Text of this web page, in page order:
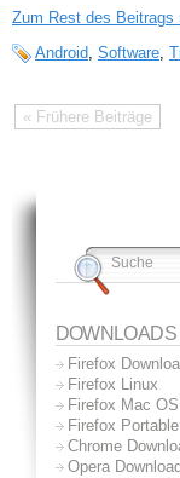
Zum Rest des Beitrags
Android, Software,
« Frühere Beiträge
DOWNLOADS
Firefox
Firefox Linux
Firefox Mac
Firefox
Chrome
Opera Download